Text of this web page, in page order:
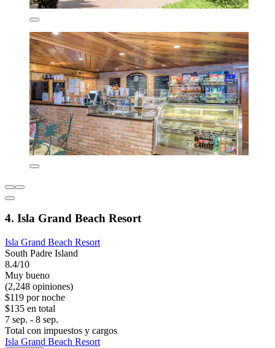
4. Isla Grand Beach Resort
Isla Grand Beach Resort
South Padre Island
8.4/10
Muy bueno
(2,248 opiniones)
$119 por noche
$135 en total
7 sep. - 8 sep.
Total con impuestos y cargos
Isla Grand Beach Resort